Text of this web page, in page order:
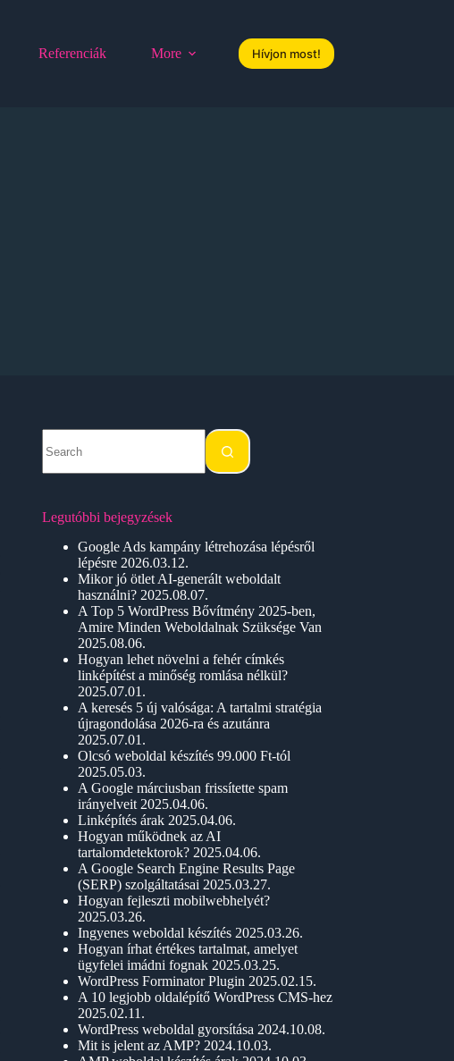
Referenciák More Hívjon most!
results
Legutóbbi bejegyzések
Google Ads kampány létrehozása lépésről
lépésre 2026.03.12.
Mikor jó ötlet AI-generált weboldalt
használni? 2025.08.07.
A Top 5 WordPress Bővítmény 2025-ben,
Amire Minden Weboldalnak Szüksége Van
2025.08.06.
Hogyan lehet növelni a fehér címkés
linképítést a minőség romlása nélkül?
2025.07.01.
A keresés 5 új valósága: A tartalmi stratégia
újragondolása 2026-ra és azutánra
2025.07.01.
Olcsó weboldal készítés 99.000 Ft-tól
2025.05.03.
A Google márciusban frissítette spam
irányelveit 2025.04.06.
Linképítés árak 2025.04.06.
Hogyan működnek az AI
tartalomdetektorok? 2025.04.06.
A Google Search Engine Results Page
(SERP) szolgáltatásai 2025.03.27.
Hogyan fejleszti mobilwebhelyét?
2025.03.26.
Ingyenes weboldal készítés 2025.03.26.
Hogyan írhat értékes tartalmat, amelyet
ügyfelei imádni fognak 2025.03.25.
WordPress Forminator Plugin 2025.02.15.
A 10 legjobb oldalépítő WordPress CMS-hez
2025.02.11.
WordPress weboldal gyorsítása 2024.10.08.
Mit is jelent az AMP? 2024.10.03.